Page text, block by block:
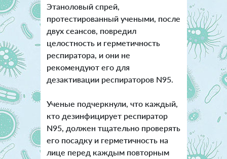
Этаноловый спрей,
протестированный учеными, после
двух сеансов, повредил
целостность и герметичность
респиратора, и они не
рекомендуют его для
дезактивации респираторов N95.
Ученые подчеркнули, что каждый,
кто дезинфицирует респиратор
N95, должен тщательно проверять
его посадку и герметичность на
лице перед каждым повторным